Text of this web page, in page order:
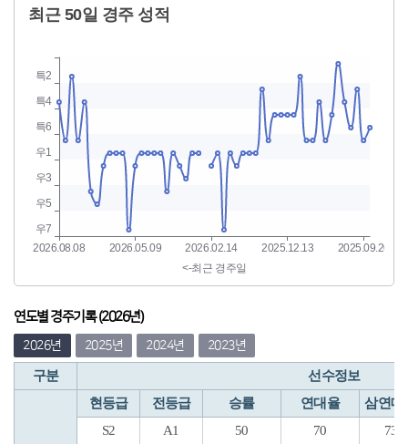
연도별 경주기록 (2026년)
2026년 2025년 2024년 2023년
구분 선수정보
현등급 전등급 승률 연대율
삼연대
S2
A1 50 70
73